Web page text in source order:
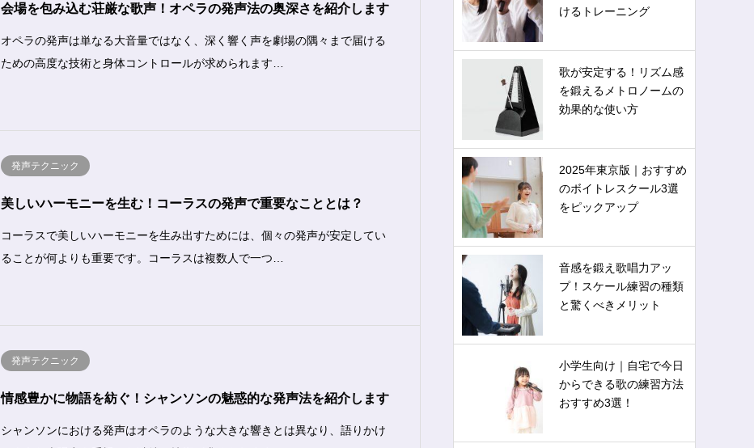
会場を包み込む荘厳な歌声！オペラの発声法の奥深さを紹介します
オペラの発声は単なる大音量ではなく、深く響く声を劇場の隅々まで届ける
ための高度な技術と身体コントロールが求められます…
発声テクニック
美しいハーモニーを生む！コーラスの発声で重要なこととは？
コーラスで美しいハーモニーを生み出すためには、個々の発声が安定してい
ることが何よりも重要です。コーラスは複数人で一つ…
発声テクニック
情感豊かに物語を紡ぐ！シャンソンの魅惑的な発声法を紹介します
シャンソンにおける発声はオペラのような大きな響きとは異なり、語りかけ
けるトレーニング
歌が安定する！リズム感
を鍛えるメトロノームの
効果的な使い方
2025年東京版｜おすすめ
のボイトレスクール3選
をピックアップ
音感を鍛え歌唱力アッ
プ！スケール練習の種類
と驚くべきメリット
小学生向け｜自宅で今日
からできる歌の練習方法
おすすめ3選！